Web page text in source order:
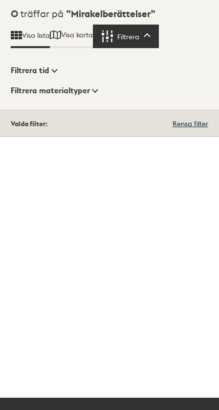
Sökresultat
0 träffar på Mirakelberättelser
Visa lista Visa karta Filtrera
Visningsläge
Filtrera tid
Filtrera materialtyper
träffar
Valda filter: Rensa filter